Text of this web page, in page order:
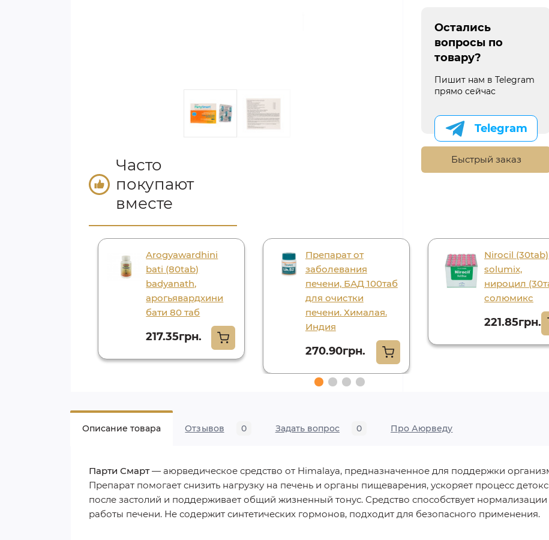
Часто
покупают
вместе
Arogyawardhini
bati (80tab)
badyanath,
арогьявардхини
бати 80 таб
217.35грн.
Препарат от
заболевания
печени, БАД 100таб
для очистки
печени. Хималая.
Индия
270.90грн.
Nirocil (30tab)
solumix,
нироцил
солюмикс
221.85грн.
Остались
вопросы по
товару?
Пишит нам в Telegram
прямо сейчас
Telegram
Быстрый заказ
Описание товара Отзывов 0 Задать вопрос 0 Про Аюрведу
Парти Смарт— аюрведическое средство от Himalaya, предназначенное для поддержки
Препарат помогает снизить нагрузку на печень и органы пищеварения, ускоряет процесс
после застолий и поддерживает общий жизненный тонус. Средство способствует
работы печени. Не содержит синтетических гормонов, подходит для безопасного применения.